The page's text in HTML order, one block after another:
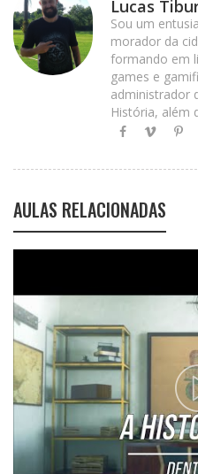
Lucas
Sou um
morador da
formando em
games e
administrador
História, além
AULAS RELACIONADAS